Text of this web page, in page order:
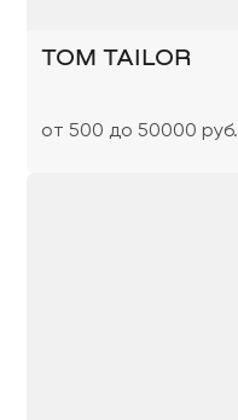
TOM TAILOR
от 500 до 50000 руб.